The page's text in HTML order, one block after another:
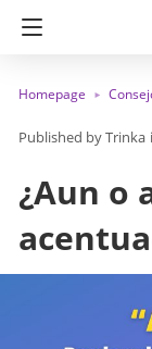
Homepage
Trinka
¿Aun o